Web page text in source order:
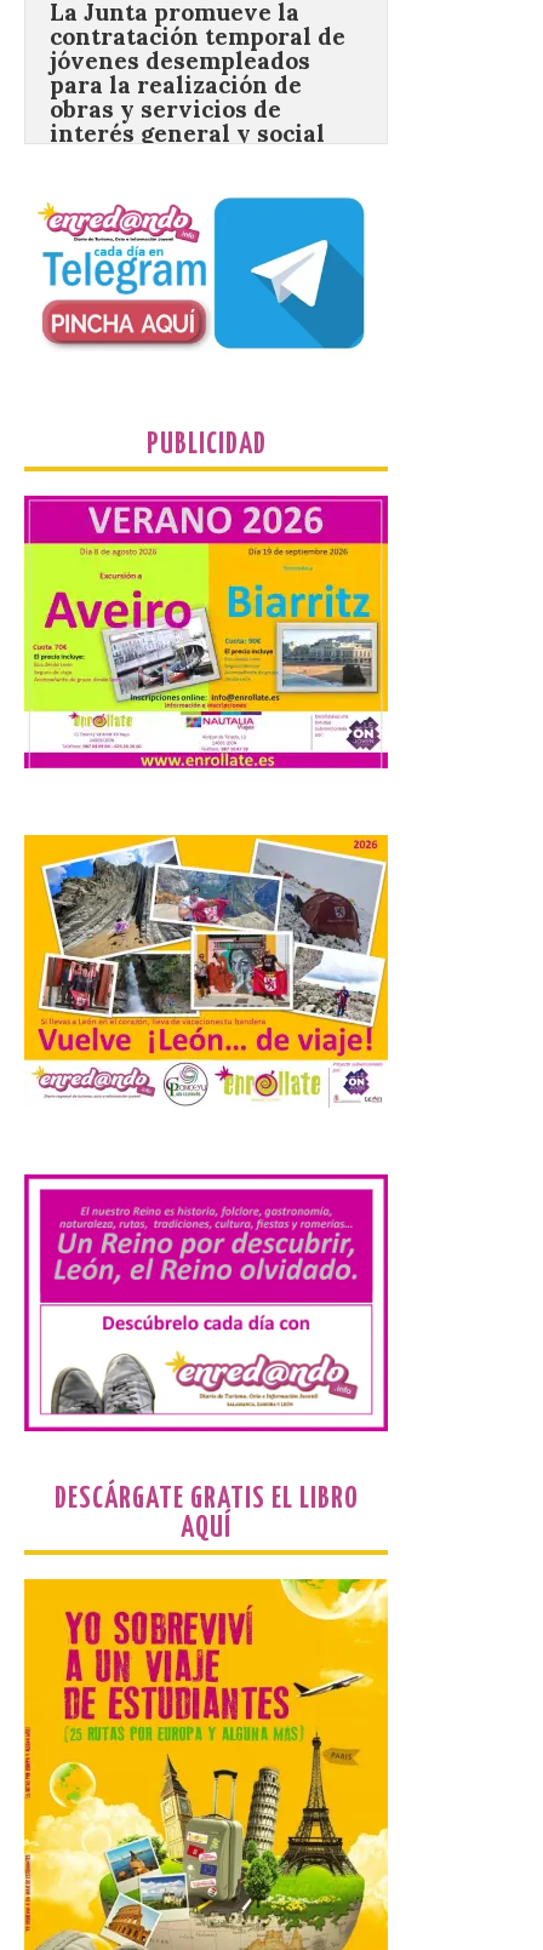
para la realización de
obras y servicios de
interés general y social
con más de 8,7 millones de
euros de inversión
La Consejería de
Industria, Universidades,
Empleo y Comercio
destina 8,75 millones de
euros al programa JOVEL
2026, cofinanciado por el Fondo Social
Europeo Plus (FSE+), para favorecer la
En la Comarca de Liébana
tienes 6 rincones únicos
para ver el Eclipse de Sol
6 Ago 2026
Miradores naturales,
pueblos con alma y
paisajes de leyenda
convierten la Comarca de
Liébana en uno de los
Península Ibérica durante […]
León a la cabeza de la lista
del nuevo ranking de
Billionhands que revela
los diez destinos y locales
preferidos por los
consumidores para
tomarse una caña este
El nuevo ranking de
Billionhands revela los
diez destinos y locales
preferidos por los
consumidores para
tomarse una caña este verano, con León y
Madrid a la cabeza de la lista. Salamanca
ocupa el noveno lugar. Los españoles
priorizan las […]
El Ayuntamiento de La
Bañeza presenta el
Festival One More Time,
una cita con la música de
los 80 y 90 para el 16 de
agosto en la Plaza Mayor.
6 Ago 2026
Se celebrará el próximo
domingo 16 de agosto, a
partir de las 23:00 horas,
en la Plaza Mayor de la
ciudad. El Salón de Plenos
del Ayuntamiento de La Bañeza ha
acogido esta mañana la presentación
oficial del Festival One […]
PUBLICIDAD
DESCÁRGATE GRATIS EL LIBRO
AQUÍ